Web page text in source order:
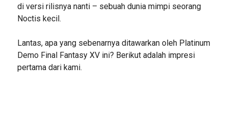
di versi rilisnya nanti – sebuah dunia mimpi seorang
Noctis kecil.
Lantas, apa yang sebenarnya ditawarkan oleh Platinum
Demo Final Fantasy XV ini? Berikut adalah impresi
pertama dari kami.